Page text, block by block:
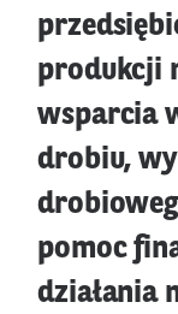
produkcji
wsparcia
drobiu,
pomoc
działania